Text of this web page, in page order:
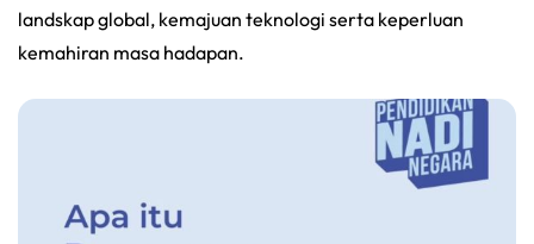
landskap global, kemajuan teknologi serta keperluan
kemahiran masa hadapan.